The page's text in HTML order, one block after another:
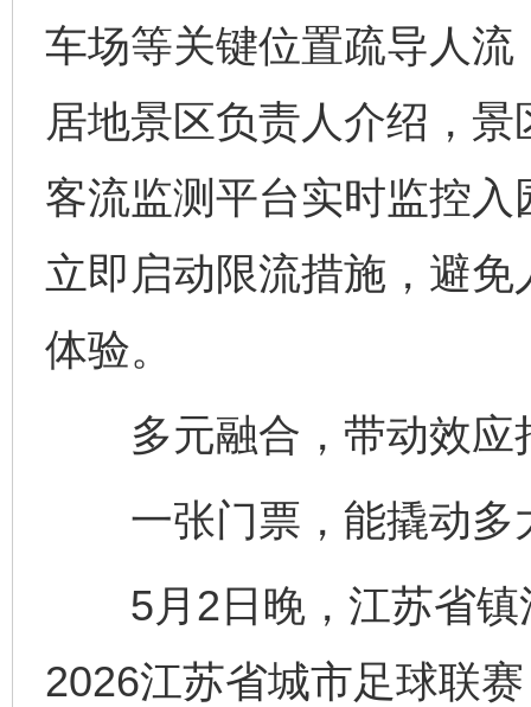
车场等关键位置疏导人流
居地景区负责人介绍，
客流监测平台实时监控
立即启动限流措施，避
体验。
多元融合，带动效应
一张门票，能撬动多
5月2日晚，江苏省镇
2026江苏省城市足球联